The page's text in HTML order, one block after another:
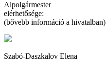
Alpolgármester
elérhetősége:
(bővebb információ a hivatalban)
Szabó-Daszkalov Elena